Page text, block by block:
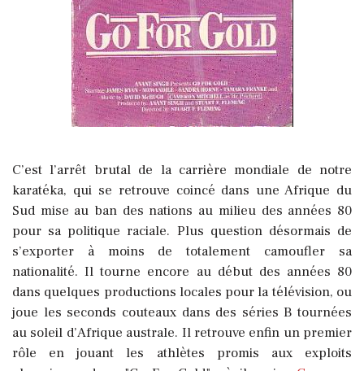
C’est l’arrêt brutal de la carrière mondiale de notre
karatéka, qui se retrouve coincé dans une Afrique du
Sud mise au ban des nations au milieu des années 80
pour sa politique raciale. Plus question désormais de
s’exporter à moins de totalement camoufler sa
nationalité. Il tourne encore au début des années 80
dans quelques productions locales pour la télévision, ou
joue les seconds couteaux dans des séries B tournées
au soleil d’Afrique australe. Il retrouve enfin un premier
rôle en jouant les athlètes promis aux exploits